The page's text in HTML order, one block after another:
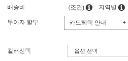
배송비
(조건) 지역별
무이자 할부 카드혜택 안내 +
컬러선택